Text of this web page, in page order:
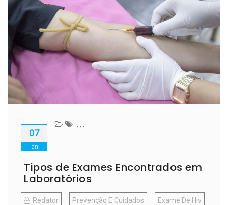
07
jan
Tipos de Exames Encontrados em
Laboratórios
Redator Prevenção E Cuidados Exame De Hiv
, , ,